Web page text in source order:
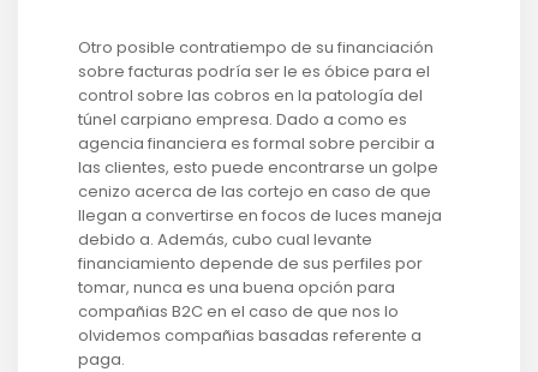
Otro posible contratiempo de su financiación
sobre facturas podrí­a ser le es óbice para el
control sobre las cobros en la patologí­a del
túnel carpiano empresa. Dado a como es
agencia financiera es formal sobre percibir a
las clientes, esto puede encontrarse un golpe
cenizo acerca de las cortejo en caso de que
llegan a convertirse en focos de luces maneja
debido a. Además, cubo cual levante
financiamiento depende de sus perfiles por
tomar, nunca es una buena opción para
compañias B2C en el caso de que nos lo
olvidemos compañias basadas referente a
paga.